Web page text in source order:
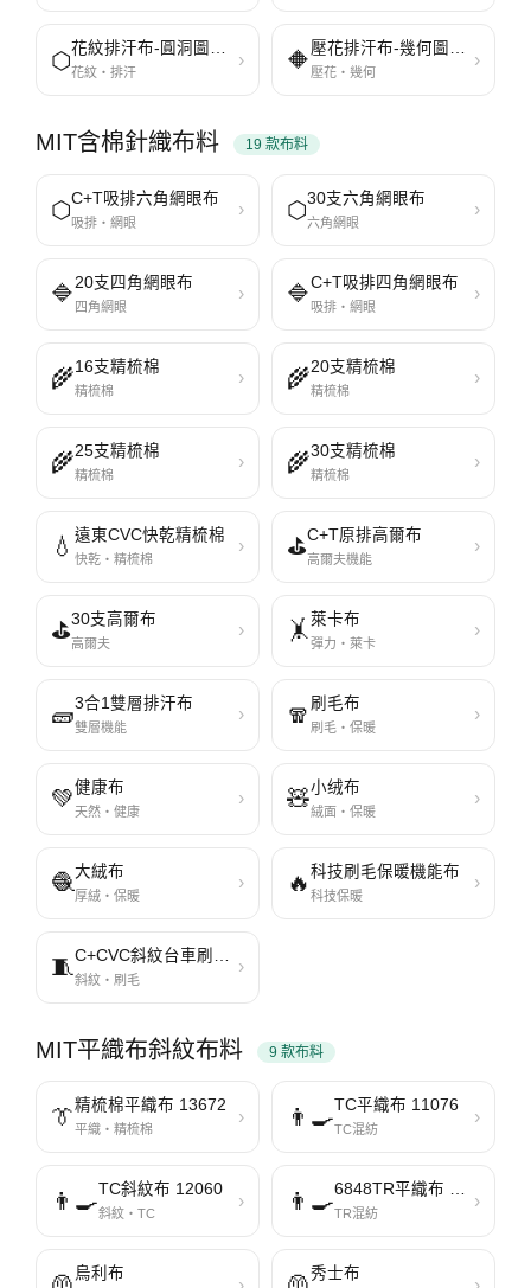
⬡ 花紋排汗布-圓洞圖形系列1608
花紋・排汗
› 🔶 壓花排汗布-幾何圖形系列1610
壓花・幾何
›
MIT含棉針織布料 19 款布料
⬡C+T吸排六角網眼布
吸排・網眼
› ⬡30支六角網眼布
六角網眼
›
🔷 20支四角網眼布
四角網眼
› 🔷C+T吸排四角網眼布
吸排・網眼
›
🌾16支精梳棉
精梳棉
› 🌾20支精梳棉
精梳棉
›
🌾25支精梳棉
精梳棉
› 🌾30支精梳棉
精梳棉
›
💧 遠東CVC快乾精梳棉
快乾・精梳棉
› ⛳C+T原排高爾布
高爾夫機能
›
⛳30支高爾布
高爾夫
› 🤸 萊卡布
彈力・萊卡
›
🧱3合1雙層排汗布
雙層機能
› 🧣 刷毛布
刷毛・保暖
›
💚健康布
天然・健康
› 🧸小绒布
絨面・保暖
›
🧶大絨布
厚絨・保暖
› 🔥 科技刷毛保暖機能布
科技保暖
›
🧵斜紋・刷毛
›
MIT平織布斜紋布料 9 款布料
👔精梳棉平織布 13672
平織・精梳棉
› 👨‍🍳TC平織布 11076
TC混紡
›
👨‍🍳TC斜紋布 12060
斜紋・TC
› 👨‍🍳 6848TR平織布 353
TR混紡
›
烏利布 秀士布